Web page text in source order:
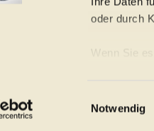
oder durch
Wenn Sie
Erfahren
Notwendig